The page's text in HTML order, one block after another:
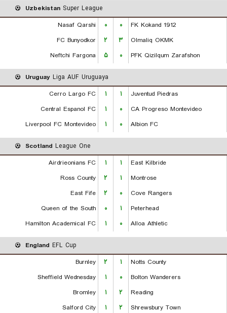
Uzbekistan Super League
Nasaf Qarshi
۰ ۰
FK Kokand 1912
FC Bunyodkor
۲ ۳
Olmaliq OKMK
Neftchi Fargona
۵ ۰ PFK Qizilqum Zarafshon
Uruguay Liga AUF Uruguaya
Cerro Largo FC
۱ ۱
Juventud Piedras
Central Espanol FC
۱ ۰
CA Progreso Montevideo
Liverpool FC Montevideo
۱ ۰ Albion FC
Scotland League One
Airdrieonians FC
۱ ۱
East Kilbride
Ross County
۲ ۱
Montrose
East Fife
۲ ۰
Cove Rangers
Queen of the South
۰ ۱
Peterhead
Hamilton Academical FC
۱ ۰ Alloa Athletic
England EFL Cup
Burnley
۲ ۱
Notts County
Sheffield Wednesday
۱ ۰
Bolton Wanderers
Bromley
۱ ۲
Reading
Salford City
۱ ۲
Shrewsbury Town